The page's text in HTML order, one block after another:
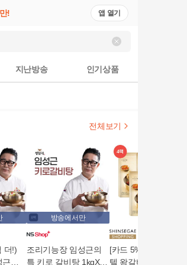
! 앱 열기
지난방송 인기상품
전체보기
더!)
의
방송에서만
조리기능장 임성근의
특 키로 갈비탕 1kgX8
[카드 5%할인] 조선호
텔 왕갈비탕 1200g X 4